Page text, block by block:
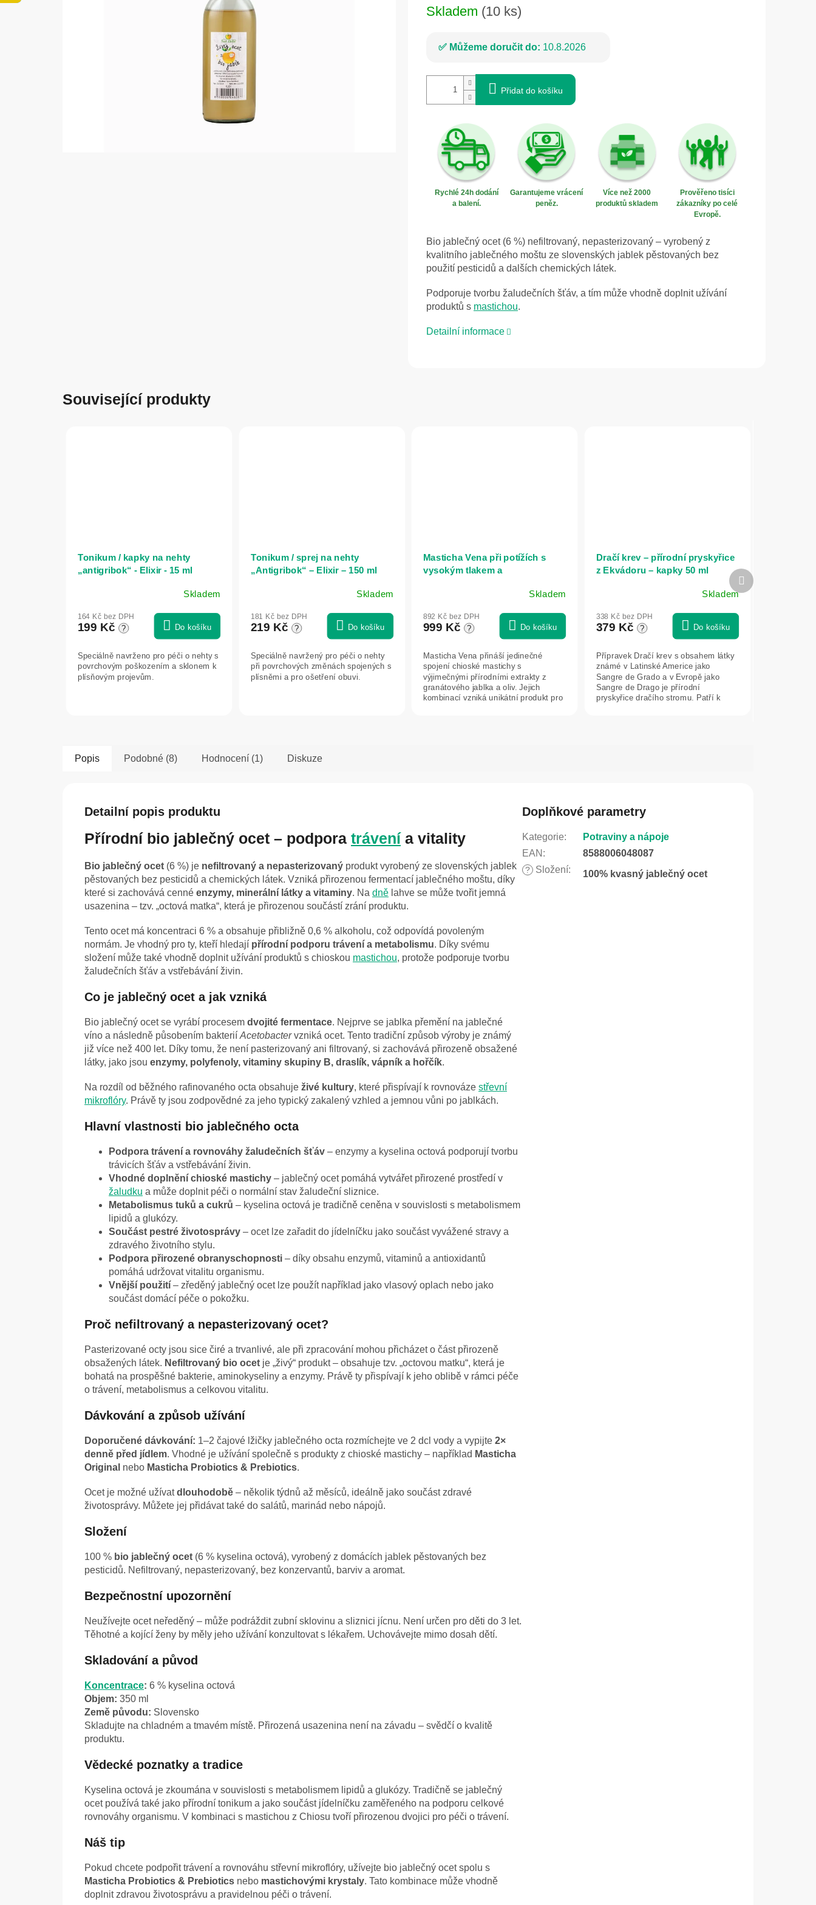
Skladem (10 ks)
Můžeme doručit do: 10.8.2026
Přidat do košíku
Rychlé 24h dodání
a balení.
Garantujeme vrácení
peněz.
Více než 2000
produktů skladem
Prověřeno tisíci
zákazníky po celé
Evropě.
Bio jablečný ocet (6 %) nefiltrovaný, nepasterizovaný – vyrobený z
kvalitního jablečného moštu ze slovenských jablek pěstovaných bez
použití pesticidů a dalších chemických látek.
Podporuje tvorbu žaludečních šťáv, a tím může vhodně doplnit užívání
produktů s mastichou.
Detailní informace
Související produkty
Tonikum / kapky na nehty
„antigribok“ - Elixir - 15 ml
produktu
z
5
Skladem
164 Kč bez DPH
199 Kč ? Do košíku
Speciálně navrženo pro péči o nehty s
povrchovým poškozením a sklonem k
plísňovým projevům.
Tonikum / sprej na nehty
„Antigribok“ – Elixir – 150 ml
produktu
z
5
Skladem
181 Kč bez DPH
219 Kč ? Do košíku
Speciálně navržený pro péči o nehty
při povrchových změnách spojených s
plísněmi a pro ošetření obuvi.
Masticha Vena při potížích s
vysokým tlakem a
produktu
z
5
hvězdiček.
Skladem
892 Kč bez DPH
999 Kč ? Do košíku
Masticha Vena přináší jedinečné
spojení chioské mastichy s
výjimečnými přírodními extrakty z
granátového jablka a oliv. Jejich
kombinací vzniká unikátní produkt pro
Dračí krev – přírodní pryskyřice
z Ekvádoru – kapky 50 ml
produktu
z
5
hvězdiček.
Skladem
338 Kč bez DPH
379 Kč ? Do košíku
Přípravek Dračí krev s obsahem látky
známé v Latinské Americe jako
Sangre de Grado a v Evropě jako
Sangre de Drago je přírodní
pryskyřice dračího stromu. Patří k
Další
produkt
Popis Podobné (8) Hodnocení (1) Diskuze
Detailní popis produktu
Přírodní bio jablečný ocet – podpora trávenía vitality
Bio jablečný ocet (6 %) je nefiltrovaný a nepasterizovaný produkt vyrobený ze slovenských jablek
pěstovaných bez pesticidů a chemických látek. Vzniká přirozenou fermentací jablečného moštu, díky
které si zachovává cenné enzymy, minerální látky a vitaminy. Na dně lahve se může tvořit jemná
usazenina – tzv. „octová matka“, která je přirozenou součástí zrání produktu.
Tento ocet má koncentraci 6 % a obsahuje přibližně 0,6 % alkoholu, což odpovídá povoleným
normám. Je vhodný pro ty, kteří hledají přírodní podporu trávení a metabolismu. Díky svému
složení může také vhodně doplnit užívání produktů s chioskou mastichou, protože podporuje tvorbu
žaludečních šťáv a vstřebávání živin.
Co je jablečný ocet a jak vzniká
Bio jablečný ocet se vyrábí procesem dvojité fermentace. Nejprve se jablka přemění na jablečné
víno a následně působením bakterií Acetobactervzniká ocet. Tento tradiční způsob výroby je známý
již více než 400 let. Díky tomu, že není pasterizovaný ani filtrovaný, si zachovává přirozeně obsažené
látky, jako jsou enzymy, polyfenoly, vitaminy skupiny B, draslík, vápník a hořčík.
Na rozdíl od běžného rafinovaného octa obsahuje živé kultury, které přispívají k rovnováze střevní
mikroflóry. Právě ty jsou zodpovědné za jeho typický zakalený vzhled a jemnou vůni po jablkách.
Hlavní vlastnosti bio jablečného octa
Podpora trávení a rovnováhy žaludečních šťáv – enzymy a kyselina octová podporují tvorbu
trávicích šťáv a vstřebávání živin.
Vhodné doplnění chioské mastichy – jablečný ocet pomáhá vytvářet přirozené prostředí v
žaludku a může doplnit péči o normální stav žaludeční sliznice.
Metabolismus tuků a cukrů – kyselina octová je tradičně ceněna v souvislosti s metabolismem
lipidů a glukózy.
Součást pestré životosprávy – ocet lze zařadit do jídelníčku jako součást vyvážené stravy a
zdravého životního stylu.
Podpora přirozené obranyschopnosti – díky obsahu enzymů, vitaminů a antioxidantů
pomáhá udržovat vitalitu organismu.
Vnější použití – zředěný jablečný ocet lze použít například jako vlasový oplach nebo jako
součást domácí péče o pokožku.
Proč nefiltrovaný a nepasterizovaný ocet?
Pasterizované octy jsou sice čiré a trvanlivé, ale při zpracování mohou přicházet o část přirozeně
obsažených látek. Nefiltrovaný bio ocet je „živý“ produkt – obsahuje tzv. „octovou matku“, která je
bohatá na prospěšné bakterie, aminokyseliny a enzymy. Právě ty přispívají k jeho oblibě v rámci péče
o trávení, metabolismus a celkovou vitalitu.
Dávkování a způsob užívání
Doporučené dávkování: 1–2 čajové lžičky jablečného octa rozmíchejte ve 2 dcl vody a vypijte 2×
denně před jídlem. Vhodné je užívání společně s produkty z chioské mastichy – například Masticha
Original nebo Masticha Probiotics & Prebiotics.
Ocet je možné užívatdlouhodobě – několik týdnů až měsíců, ideálně jako součást zdravé
životosprávy. Můžete jej přidávat také do salátů, marinád nebo nápojů.
Složení
100 % bio jablečný ocet (6 % kyselina octová), vyrobený z domácích jablek pěstovaných bez
pesticidů. Nefiltrovaný, nepasterizovaný, bez konzervantů, barviv a aromat.
Bezpečnostní upozornění
Neužívejte ocet neředěný – může podráždit zubní sklovinu a sliznici jícnu. Není určen pro děti do 3 let.
Těhotné a kojící ženy by měly jeho užívání konzultovat s lékařem. Uchovávejte mimo dosah dětí.
Skladování a původ
Koncentrace: 6 % kyselina octová
Objem: 350 ml
Země původu: Slovensko
Skladujte na chladném a tmavém místě. Přirozená usazenina není na závadu – svědčí o kvalitě
produktu.
Vědecké poznatky a tradice
Kyselina octová je zkoumána v souvislosti s metabolismem lipidů a glukózy. Tradičně se jablečný
ocet používá také jako přírodní tonikum a jako součást jídelníčku zaměřeného na podporu celkové
rovnováhy organismu. V kombinaci s mastichou z Chiosu tvoří přirozenou dvojici pro péči o trávení.
Náš tip
Pokud chcete podpořit trávení a rovnováhu střevní mikroflóry, užívejte bio jablečný ocet spolu s
Masticha Probiotics & Prebiotics nebo mastichovými krystaly. Tato kombinace může vhodně
doplnit zdravou životosprávu a pravidelnou péči o trávení.
Doplňkové parametry
Kategorie:
Potraviny a nápoje
EAN : 8588006048087
? Složení: 100% kvasný jablečný ocet